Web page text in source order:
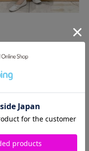
ィネート